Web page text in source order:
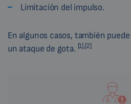
Limitación del impulso.
En algunos casos, también
un ataque de gota. [1],[2]